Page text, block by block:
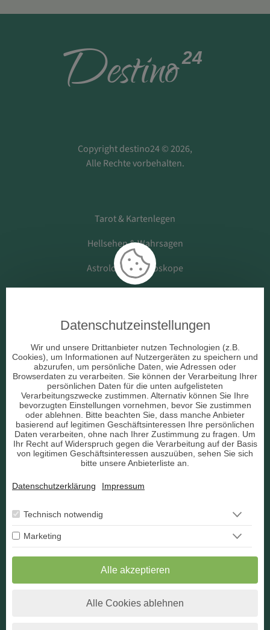
Destino24
Copyright destino24 © 2026,
Alle Rechte vorbehalten.
Tarot & Kartenlegen
Hellsehen & Wahrsagen
Astrologie & Horoskope
Beruf & Arbeitsleben
Liebe & Partnerschaft
sonstige Bereiche
AGB
Datenschutz
Impressum
Berater Bewerbung
Widerruf
* Alle angegebenen Preise verstehen sich inkl. der jeweils
Datenschutzeinstellungen
Wir und unsere Drittanbieter nutzen Technologien (z.B.
Cookies), um Informationen auf Nutzergeräten zu speichern und
abzurufen, um persönliche Daten, wie Adressen oder
Browserdaten zu verarbeiten. Sie können der Verarbeitung Ihrer
persönlichen Daten für die unten aufgelisteten
Verarbeitungszwecke zustimmen. Alternativ können Sie Ihre
bevorzugten Einstellungen vornehmen, bevor Sie zustimmen
oder ablehnen. Bitte beachten Sie, dass manche Anbieter
basierend auf legitimen Geschäftsinteressen Ihre persönlichen
Daten verarbeiten, ohne nach Ihrer Zustimmung zu fragen. Um
Ihr Recht auf Widerspruch gegen die Verarbeitung auf der Basis
von legitimen Geschäftsinteressen auszuüben, sehen Sie sich
bitte unsere Anbieterliste an.
Datenschutzerklärung Impressum
Technisch notwendig
Marketing
Alle akzeptieren
Alle Cookies ablehnen